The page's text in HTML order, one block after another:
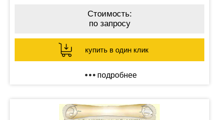
Стоимость:
по запросу
купить в один клик
подробнее